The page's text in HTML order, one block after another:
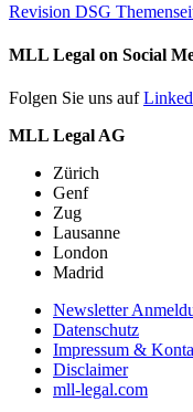
Revision DSG
MLL Legal on Social
Folgen Sie uns auf
MLL Legal AG
Zürich
Genf
Zug
Lausanne
London
Madrid
Newsletter
Datenschutz
Impressum &
Disclaimer
mll-legal.com